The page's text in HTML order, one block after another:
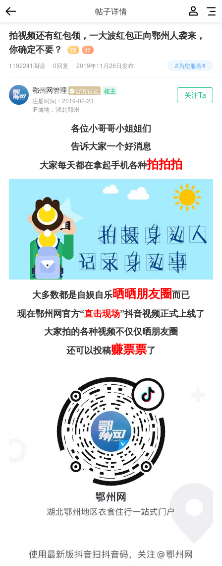
帖子详情
拍视频还有红包领，一大波红包正向鄂州人袭来，
你确定不要？
顶
精
#为您服务#
1192241阅读 0回复 2019年11月26日发布
关注Ta
鄂州网管理 官方认证
楼主
注册时间： 2019-02-23
IP属地：湖北鄂州
各位小哥哥小姐姐们
告诉大家一个好消息
大家每天都在拿起手机各种拍拍拍
大多数都是自娱自乐晒晒朋友圈而已
现在鄂州网官方“直击现场”抖音视频正式上线了
大家拍的各种视频不仅仅晒朋友圈
还可以投稿赚票票了